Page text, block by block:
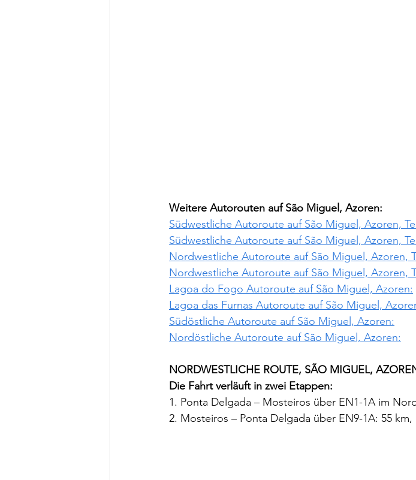
Weitere Autorouten auf São Miguel, Azoren:
Südwestliche Autoroute auf São Miguel, Azoren,
Südwestliche Autoroute auf São Miguel, Azoren,
Nordwestliche Autoroute auf São Miguel, Azoren,
Nordwestliche Autoroute auf São Miguel, Azoren,
Lagoa do Fogo Autoroute auf São Miguel, Azoren:
Lagoa das Furnas Autoroute auf São Miguel,
Südöstliche Autoroute auf São Miguel, Azoren:
Nordöstliche Autoroute auf São Miguel, Azoren:
NORDWESTLICHE ROUTE, SÃO MIGUEL,
Die Fahrt verläuft in zwei Etappen:
1. Ponta Delgada – Mosteiros über EN1-1A im
2. Mosteiros – Ponta Delgada über EN9-1A: 55 km,